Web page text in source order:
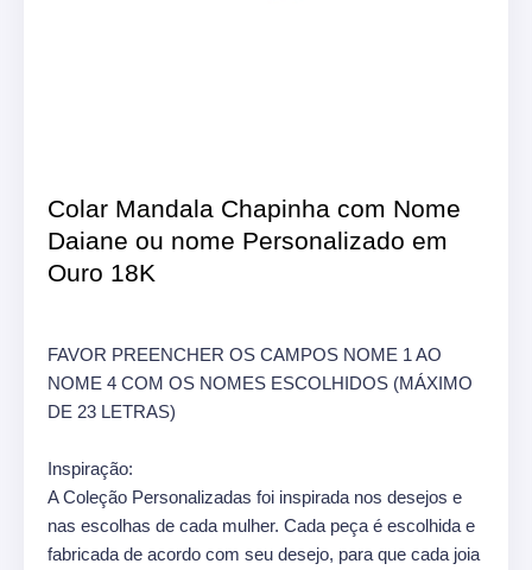
Colar Mandala Chapinha com Nome
Daiane ou nome Personalizado em
Ouro 18K
FAVOR PREENCHER OS CAMPOS NOME 1 AO
NOME 4 COM OS NOMES ESCOLHIDOS (MÁXIMO
DE 23 LETRAS)
Inspiração:
A Coleção Personalizadas foi inspirada nos desejos e
nas escolhas de cada mulher. Cada peça é escolhida e
fabricada de acordo com seu desejo, para que cada joia